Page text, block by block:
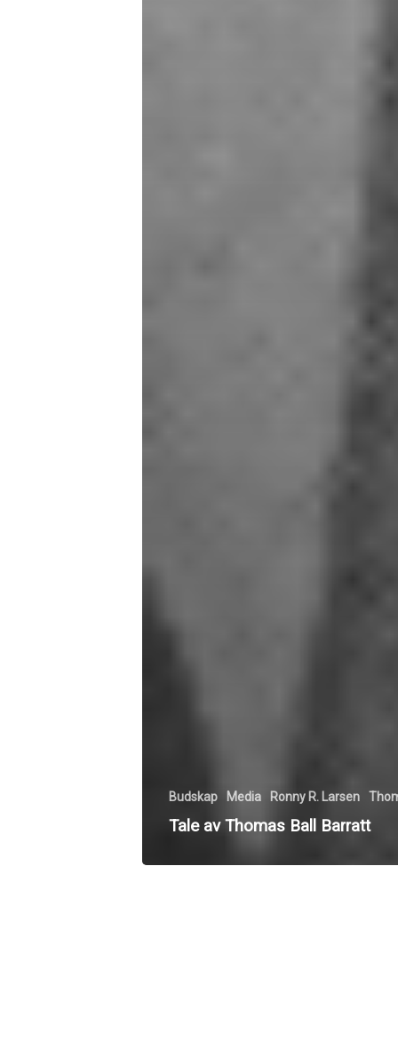
Budskap Media Ronny R. Larsen
Tale av Thomas Ball Barratt